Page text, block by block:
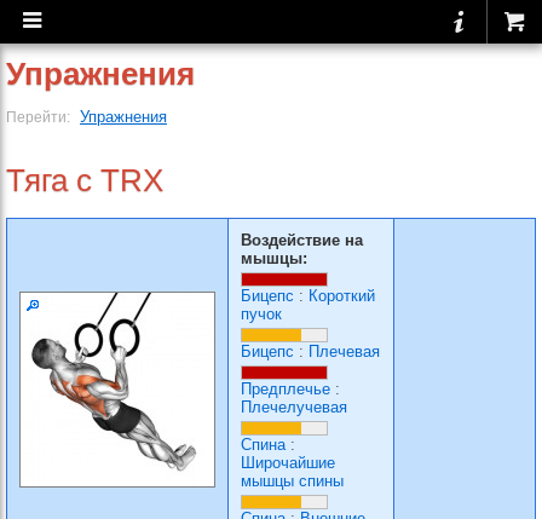
Упражнения
Перейти: Упражнения
Тяга с TRX
Воздействие на
мышцы:
Бицепс : Короткий
пучок
Бицепс : Плечевая
Предплечье :
Плечелучевая
Спина:
Широчайшие
мышцы спины